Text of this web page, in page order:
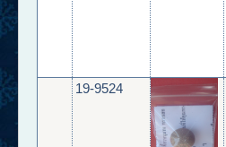
19-9524